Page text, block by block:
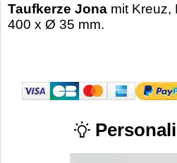
Taufkerze Jona mit Kreuz,
400 x Ø 35 mm.